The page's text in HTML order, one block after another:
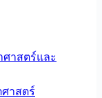
ศาสตร์และ
าสตร์